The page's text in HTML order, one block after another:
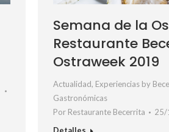
Semana de la
Restaurante
Ostraweek 2019
Actualidad, Experiencias by
Gastronómicas
Por Restaurante Becerrita
25/